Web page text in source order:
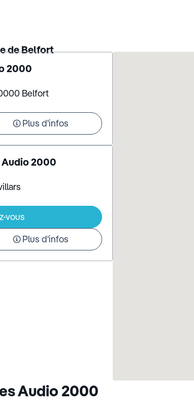
de Belfort
2000
Belfort
Plus d'infos
2000
vous
Plus d'infos
Audio 2000